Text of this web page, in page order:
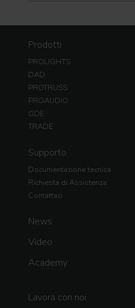
Prodotti
PROLIGHTS
DAD
PROTRUSS
PROAUDIO
GDE
TRADE
Supporto
Documentazione tecnica
Richiesta di Assistenza
Contattaci
News
Video
Academy
Lavora con noi